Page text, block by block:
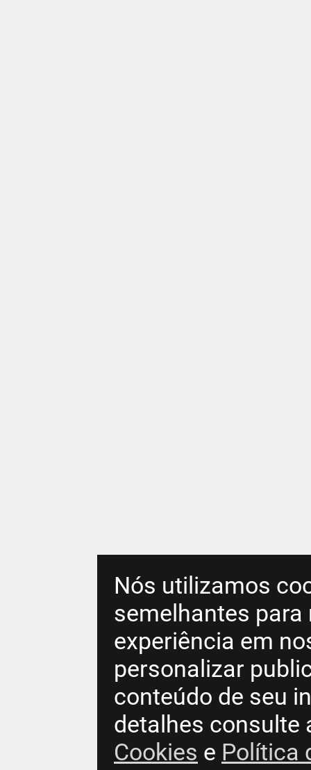
Nós utilizamos
semelhantes para
experiência em
personalizar
conteúdo de seu
detalhes consulte
Cookies e Política